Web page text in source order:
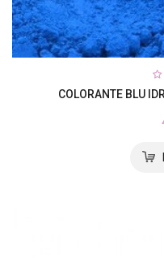
COLORANTE BLU